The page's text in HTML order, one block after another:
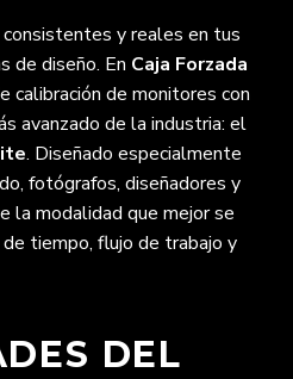
y reales en tus
de diseño. En Caja Forzada
calibración de monitores con
avanzado de la industria: el
. Diseñado especialmente
fotógrafos, diseñadores y
la modalidad que mejor se
tiempo, flujo de trabajo y
DEL